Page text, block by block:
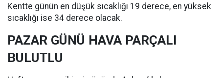
Kentte günün en düşük sıcaklığı 19 derece, en yüksek
sıcaklığı ise 34 derece olacak.
PAZAR GÜNÜ HAVA PARÇALI
BULUTLU